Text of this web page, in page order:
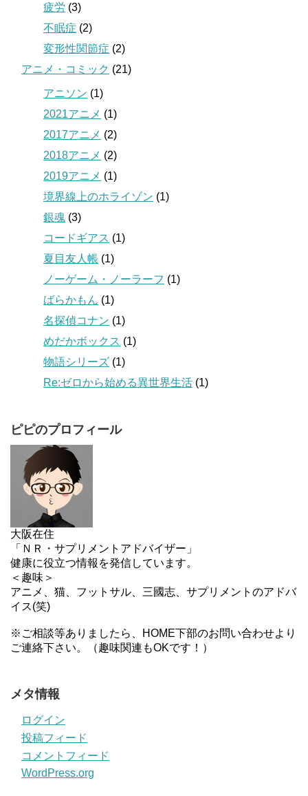
疲労 (3)
不眠症 (2)
変形性関節症 (2)
アニメ・コミック (21)
アニソン (1)
2021アニメ (1)
2017アニメ (2)
2018アニメ (2)
2019アニメ (1)
境界線上のホライゾン (1)
銀魂 (3)
コードギアス (1)
夏目友人帳 (1)
ノーゲーム・ノーラーフ (1)
ばらかもん (1)
名探偵コナン (1)
めだかボックス (1)
物語シリーズ (1)
Re:ゼロから始める異世界生活 (1)
ピピのプロフィール
大阪在住
「ＮＲ・サプリメントアドバイザー」
健康に役立つ情報を発信しています。
＜趣味＞
アニメ、猫、フットサル、三國志、サプリメントのアドバ
イス(笑)
※ご相談等ありましたら、HOME下部のお問い合わせより
ご連絡下さい。（趣味関連もOKです！）
メタ情報
ログイン
投稿フィード
コメントフィード
WordPress.org